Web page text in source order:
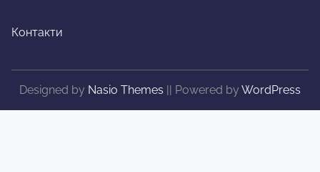
Контакти
Designed by Nasio Themes || Powered by WordPress